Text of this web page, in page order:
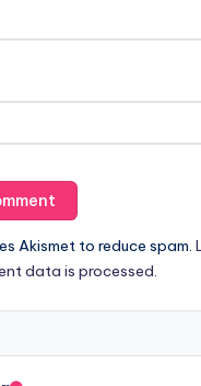
Akismet to reduce spam.
data is processed.